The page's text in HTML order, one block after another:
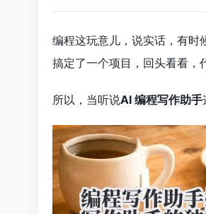
编程这玩意儿，说实话，有时
搞定了一个项目，回头看看，
所以，当听说AI 编程写作助手